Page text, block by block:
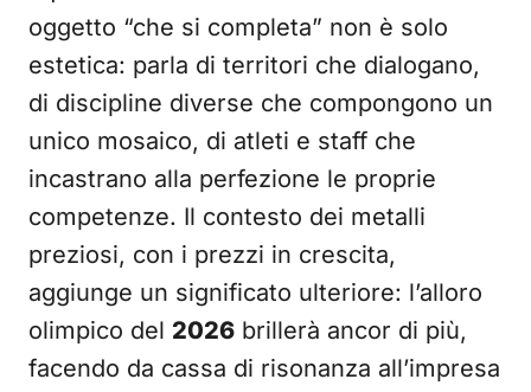
oggetto “che si completa” non è solo
estetica: parla di territori che dialogano,
di discipline diverse che compongono un
unico mosaico, di atleti e staff che
incastrano alla perfezione le proprie
competenze. Il contesto dei metalli
preziosi, con i prezzi in crescita,
aggiunge un significato ulteriore: l’alloro
olimpico del 2026 brillerà ancor di più,
facendo da cassa di risonanza all’impresa